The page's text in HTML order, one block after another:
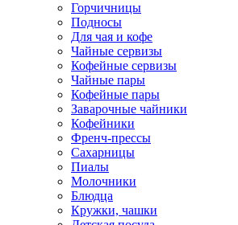
Горчичницы
Подносы
Для чая и кофе
Чайные сервизы
Кофейные сервизы
Чайные пары
Кофейные пары
Заварочные чайники
Кофейники
Френч-прессы
Сахарницы
Пиалы
Молочники
Блюдца
Кружки, чашки